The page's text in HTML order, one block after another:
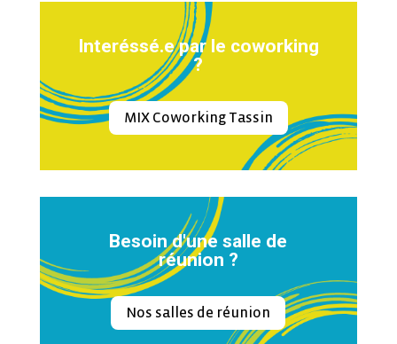
Interéssé.e par le coworking
?
MIX Coworking Tassin
Besoin d'une salle de
réunion ?
Nos salles de réunion